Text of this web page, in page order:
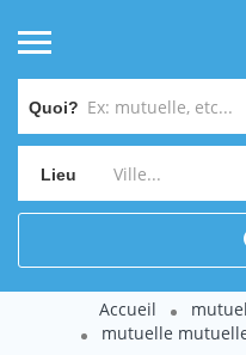
Quoi?
Lieu
Accueil
mutuelle